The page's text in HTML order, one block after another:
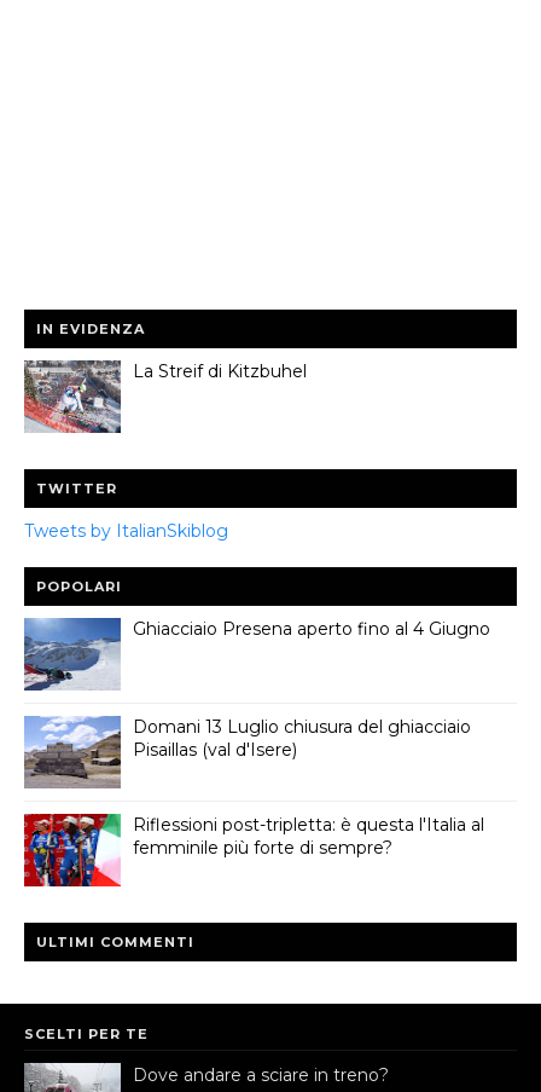
IN EVIDENZA
La Streif di Kitzbuhel
TWITTER
Tweets by ItalianSkiblog
POPOLARI
Ghiacciaio Presena aperto fino al 4 Giugno
Domani 13 Luglio chiusura del ghiacciaio
Pisaillas (val d'Isere)
Riflessioni post-tripletta: è questa l'Italia al
femminile più forte di sempre?
ULTIMI COMMENTI
SCELTI PER TE
Dove andare a sciare in treno?